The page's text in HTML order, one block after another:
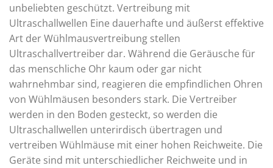
unbeliebten geschützt. Vertreibung mit
Ultraschallwellen Eine dauerhafte und äußerst effektive
Art der Wühlmausvertreibung stellen
Ultraschallvertreiber dar. Während die Geräusche für
das menschliche Ohr kaum oder gar nicht
wahrnehmbar sind, reagieren die empfindlichen Ohren
von Wühlmäusen besonders stark. Die Vertreiber
werden in den Boden gesteckt, so werden die
Ultraschallwellen unterirdisch übertragen und
vertreiben Wühlmäuse mit einer hohen Reichweite. Die
Geräte sind mit unterschiedlicher Reichweite und in